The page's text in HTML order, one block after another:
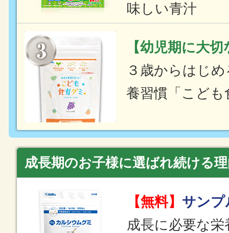
味しい青汁
【幼児期に大
３歳からはじ
養習慣「こども
成長期のお子様に選ばれ続ける
【無料】 サンプ
成長に必要な